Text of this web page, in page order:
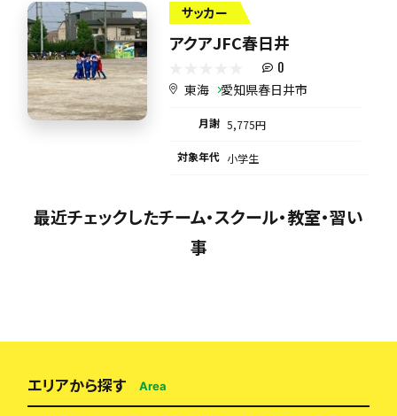
サッカー
アクアJFC春日井
0
東海 愛知県春日井市
月謝 5,775円
対象年代 小学生
最近チェックしたチーム・スクール・教室・習い
事
エリアから探す Area